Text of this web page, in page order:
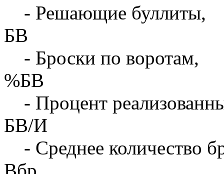
- Решающие буллиты,
БВ
- Броски по воротам,
%БВ
- Процент
БВ/И
- Среднее количество